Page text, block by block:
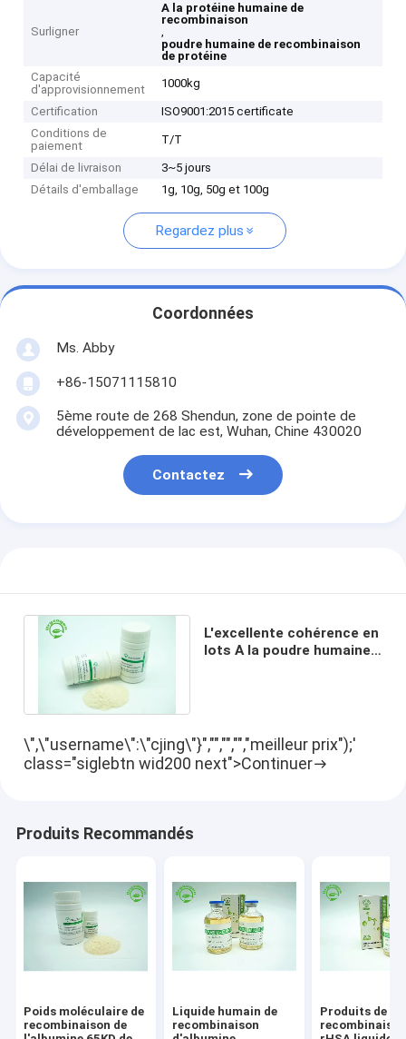
Surligner
A la protéine humaine de
recombinaison
,
poudre humaine de recombinaison
de protéine
Capacité
d'approvisionnement
1000kg
Certification
ISO9001:2015 certificate
Conditions de
paiement
T/T
Délai de livraison
3~5 jours
Détails d'emballage
1g, 10g, 50g et 100g
Regardez plus
Coordonnées
Ms. Abby
+86-15071115810
5ème route de 268 Shendun, zone de pointe de
développement de lac est, Wuhan, Chine 430020
Contactez
L'excellente cohérence en
lots A la poudre humaine
\",\"username\":\"cjing\"}","","","","meilleur prix");'
class="siglebtn wid200 next">Continuer
Produits Recommandés
Poids moléculaire de
recombinaison de
Liquide humain de
recombinaison
Produits de